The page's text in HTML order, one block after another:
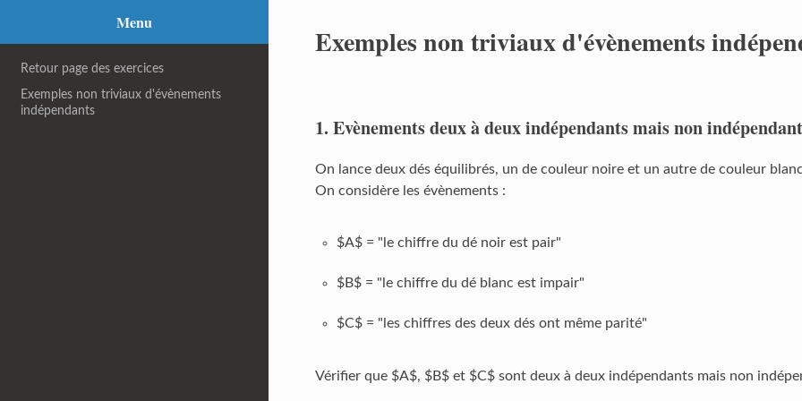
Exemples non triviaux d'évènements
Menu
Retour page des exercices
Exemples non triviaux d'évènements
indépendants
1. Evènements deux à deux indépendants mais non
On lance deux dés équilibrés, un de couleur noire et un autre de couleur
On considère les évènements :
$A$ = "le chiffre du dé noir est pair"
$B$ = "le chiffre du dé blanc est impair"
$C$ = "les chiffres des deux dés ont même parité"
Vérifier que $A$, $B$ et $C$ sont deux à deux indépendants mais non